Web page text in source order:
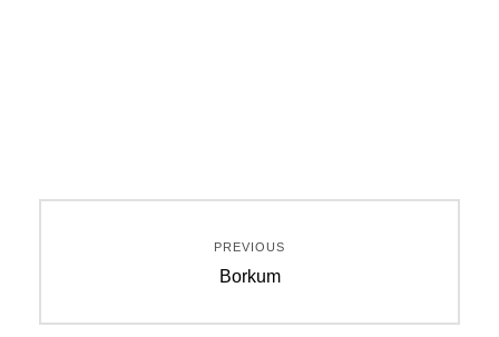
PREVIOUS
Previous
Borkum